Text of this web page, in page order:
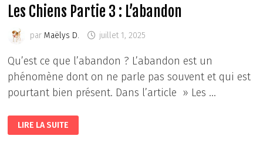
Les Chiens Partie 3 : L’abandon
parMaëlys D. juillet 1, 2025
Qu’est ce que l’abandon ? L’abandon est un
phénomène dont on ne parle pas souvent et qui est
pourtant bien présent. Dans l’article » Les …
LES
CHIENS
PARTIE
LIRE LA SUITE